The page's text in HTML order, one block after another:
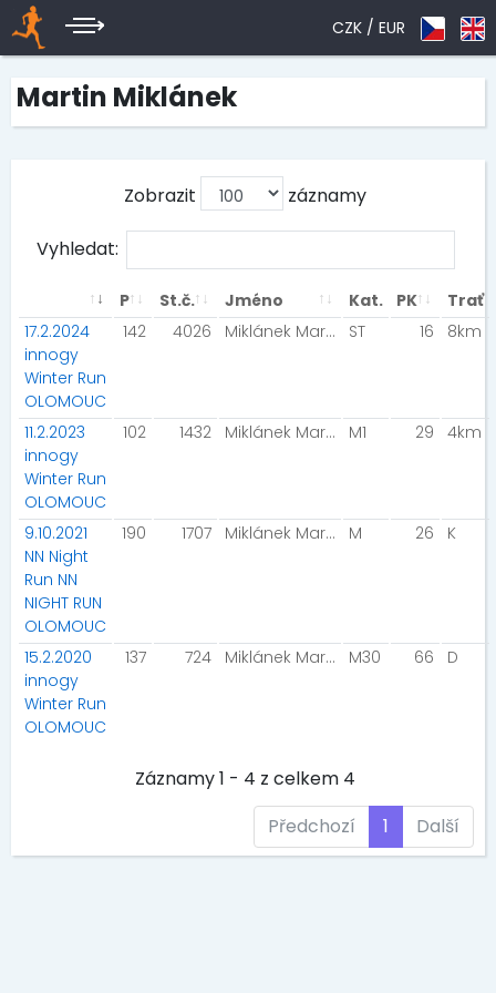
CZK / EUR
Martin Miklánek
Zobrazit záznamy
Vyhledat:
P St.č. Jméno Kat. PK
Trať
17.2.2024
innogy
Winter Run
OLOMOUC
142 4026 Miklánek Martin Miklánková Michaela ST 16 8km
11.2.2023
innogy
Winter Run
OLOMOUC
102 1432 Miklánek Martin M1 29 4km
9.10.2021
NN Night
Run NN
NIGHT RUN
OLOMOUC
190 1707 Miklánek Martin M 26 K
15.2.2020
innogy
Winter Run
OLOMOUC
137 724 Miklánek Martin M30 66 D
Záznamy 1 - 4 z celkem 4
Předchozí
1 Další